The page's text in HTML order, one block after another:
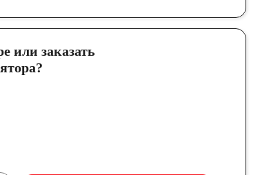
или заказать